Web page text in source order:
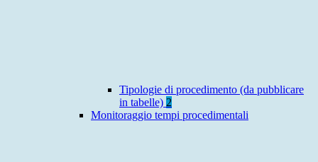
Tipologie di procedimento (da pubblicare
in tabelle) 2
Monitoraggio tempi procedimentali